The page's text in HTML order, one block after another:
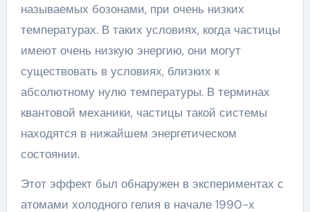
называемых бозонами, при очень низких
температурах. В таких условиях, когда частицы
имеют очень низкую энергию, они могут
существовать в условиях, близких к
абсолютному нулю температуры. В терминах
квантовой механики, частицы такой системы
находятся в нижайшем энергетическом
состоянии.
Этот эффект был обнаружен в экспериментах с
атомами холодного гелия в начале 1990-х